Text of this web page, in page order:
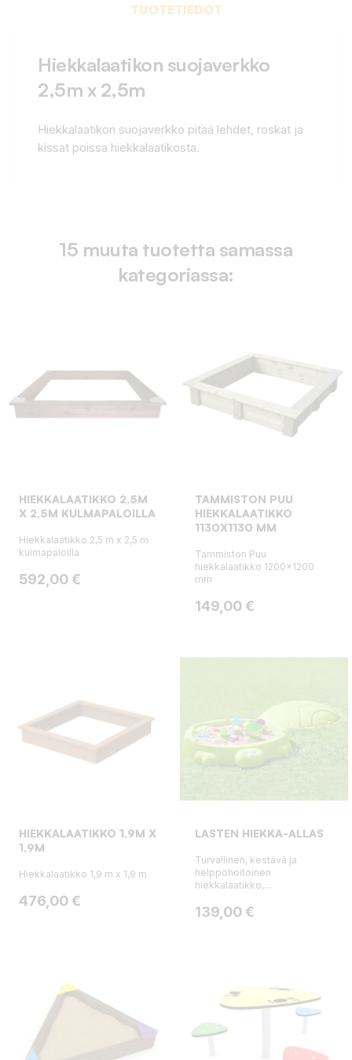
TUOTETIEDOT
Hiekkalaatikon suojaverkko
2,5m x 2,5m
Hiekkalaatikon suojaverkko pitää lehdet, roskat ja
kissat poissa hiekkalaatikosta.
15 muuta tuotetta samassa
kategoriassa:
HIEKKALAATIKKO 2,5M
X 2,5M KULMAPALOILLA
Hiekkalaatikko 2,5 m x 2,5 m
kulmapaloilla
Hinta
592,00 €
TAMMISTON PUU
HIEKKALAATIKKO
1130X1130 MM
Tammiston Puu
hiekkalaatikko 1200x1200
mm
Hinta
149,00 €
HIEKKALAATIKKO 1,9M X
1,9M
Hiekkalaatikko 1,9 m x 1,9 m
Hinta
476,00 €
LASTEN HIEKKA-ALLAS
Turvallinen, kestävä ja
helppohoitoinen
hiekkalaatikko,...
Hinta
139,00 €